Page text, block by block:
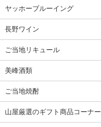
ヤッホーブルーイング
長野ワイン
ご当地リキュール
美峰酒類
ご当地焼酎
山屋厳選のギフト商品コーナー